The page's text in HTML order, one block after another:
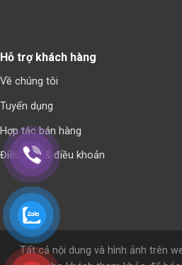
Hỗ trợ khách hàng
Về chúng tôi
Tuyển dụng
Hợp tác bán hàng
Điều kiện & điều khoản
Tất cả nội dung và hình ảnh trên